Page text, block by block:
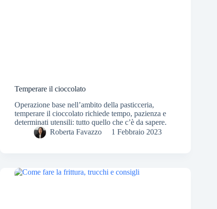
Temperare il cioccolato
Operazione base nell’ambito della pasticceria,
temperare il cioccolato richiede tempo, pazienza e
determinati utensili: tutto quello che c’è da sapere.
Roberta Favazzo
1 Febbraio 2023